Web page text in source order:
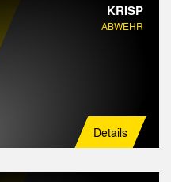
KRISP
ABWEHR
Details